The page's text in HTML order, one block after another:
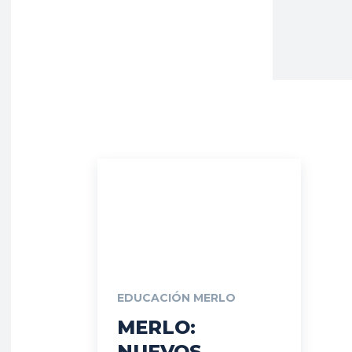
EDUCACIÓN MERLO
MERLO: